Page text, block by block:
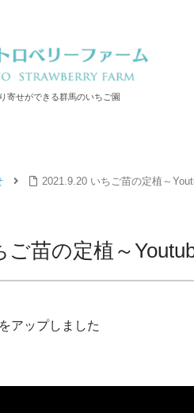
寄せができる群馬のいちご園
2021.9.20 いちご苗の定植～
ご苗の定植～
アップしました